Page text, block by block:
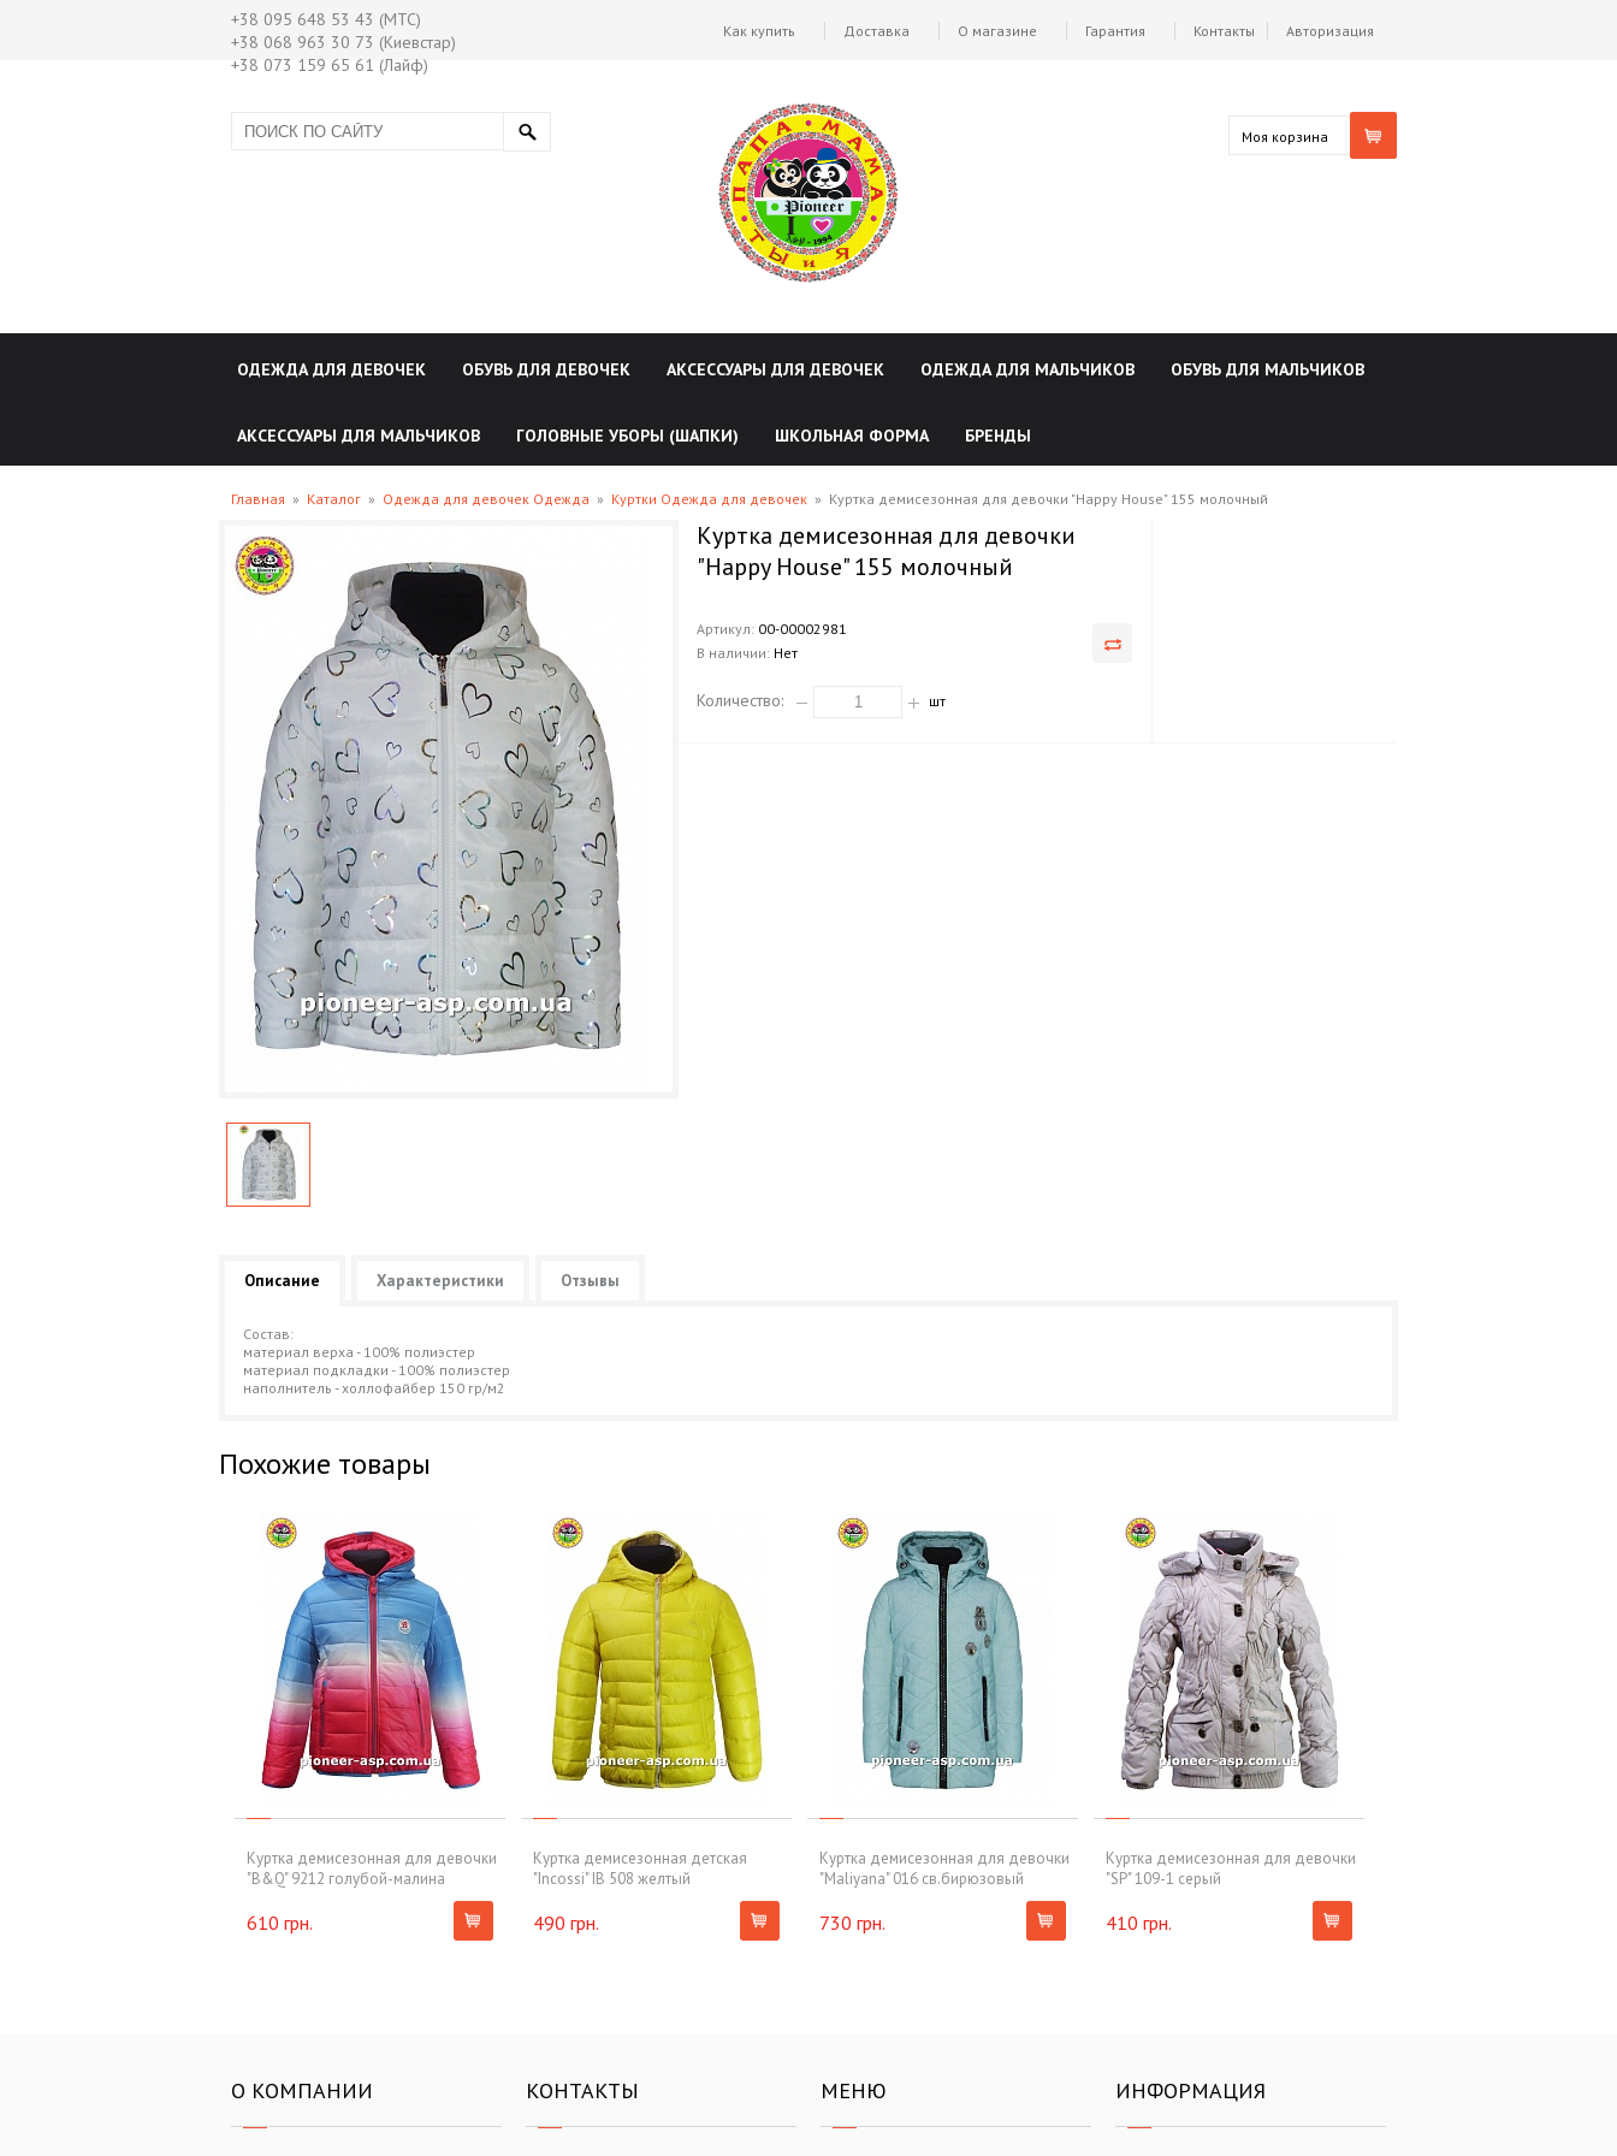
+38 095 648 53 43 (МТС)
+38 068 963 30 73 (Киевстар)
+38 073 159 65 61 (Лайф)
Авторизация
Как купить Доставка О магазине Гарантия Контакты
Моя корзина
ОДЕЖДА ДЛЯ ДЕВОЧЕК ОБУВЬ ДЛЯ ДЕВОЧЕК АКСЕССУАРЫ ДЛЯ ДЕВОЧЕК ОДЕЖДА ДЛЯ МАЛЬЧИКОВ ОБУВЬ ДЛЯ МАЛЬЧИКОВ
АКСЕССУАРЫ ДЛЯ МАЛЬЧИКОВ ГОЛОВНЫЕ УБОРЫ (ШАПКИ) ШКОЛЬНАЯ ФОРМА БРЕНДЫ
Главная » Каталог » Одежда для девочек Одежда » Куртки Одежда для девочек » Куртка демисезонная для девочки "Happy House" 155 молочный
Куртка демисезонная для девочки
"Happy House" 155 молочный
Артикул: 00-00002981
В наличии: Нет
Количество: шт
Описание Характеристики Отзывы
Состав:
материал верха - 100% полиэстер
материал подкладки - 100% полиэстер
наполнитель - холлофайбер 150 гр/м2
Похожие товары
Куртка демисезонная для девочки
"B&Q" 9212 голубой-малина
610 грн.
Куртка демисезонная детская
"Incossi" IB 508 желтый
490 грн.
Куртка демисезонная для девочки
"Maliyana" 016 св.бирюзовый
730 грн.
Куртка демисезонная для девочки
"SP" 109-1 серый
410 грн.
О КОМПАНИИ КОНТАКТЫ МЕНЮ ИНФОРМАЦИЯ